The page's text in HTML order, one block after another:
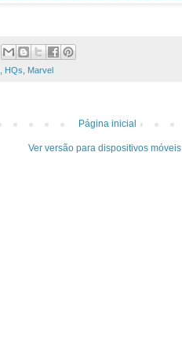
HQs Marvel
Página inicial
Ver versão para dispositivos móveis